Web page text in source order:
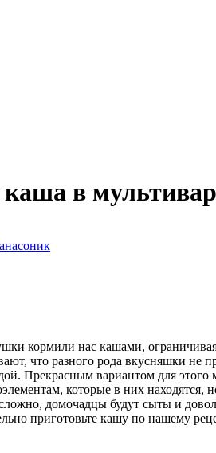
в
кормили нас кашами,
что разного рода вкусняшки
Прекрасным вариантом для
которые в них
домочадцы будут сыты и
приготовьте кашу по нашему